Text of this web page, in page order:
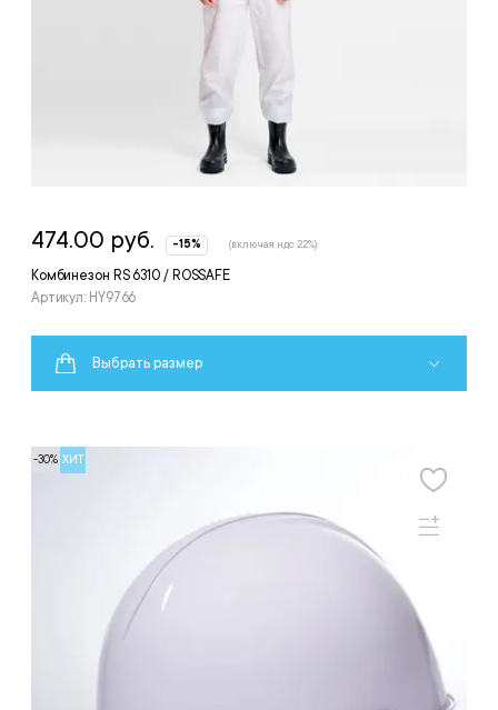
Комбинезон RS 6310 / ROSSAFE
Артикул: HY9766
474.00 руб. -15% (включая ндс 22%)
Выбрать размер
-30% ХИТ